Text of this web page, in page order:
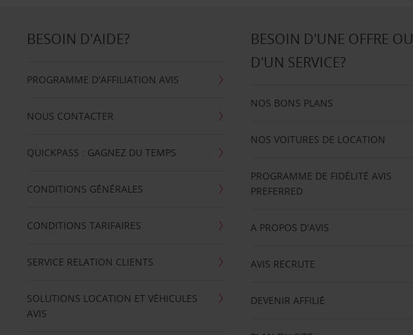
BESOIN D'AIDE?
PROGRAMME D'AFFILIATION AVIS
NOUS CONTACTER
QUICKPASS : GAGNEZ DU TEMPS
CONDITIONS GÉNÉRALES
CONDITIONS TARIFAIRES
SERVICE RELATION CLIENTS
SOLUTIONS LOCATION ET VÉHICULES
AVIS
BESOIN D'UNE OFFRE OU
D'UN SERVICE?
NOS BONS PLANS
NOS VOITURES DE LOCATION
PROGRAMME DE FIDÉLITÉ AVIS
PREFERRED
A PROPOS D'AVIS
AVIS RECRUTE
DEVENIR AFFILIÉ